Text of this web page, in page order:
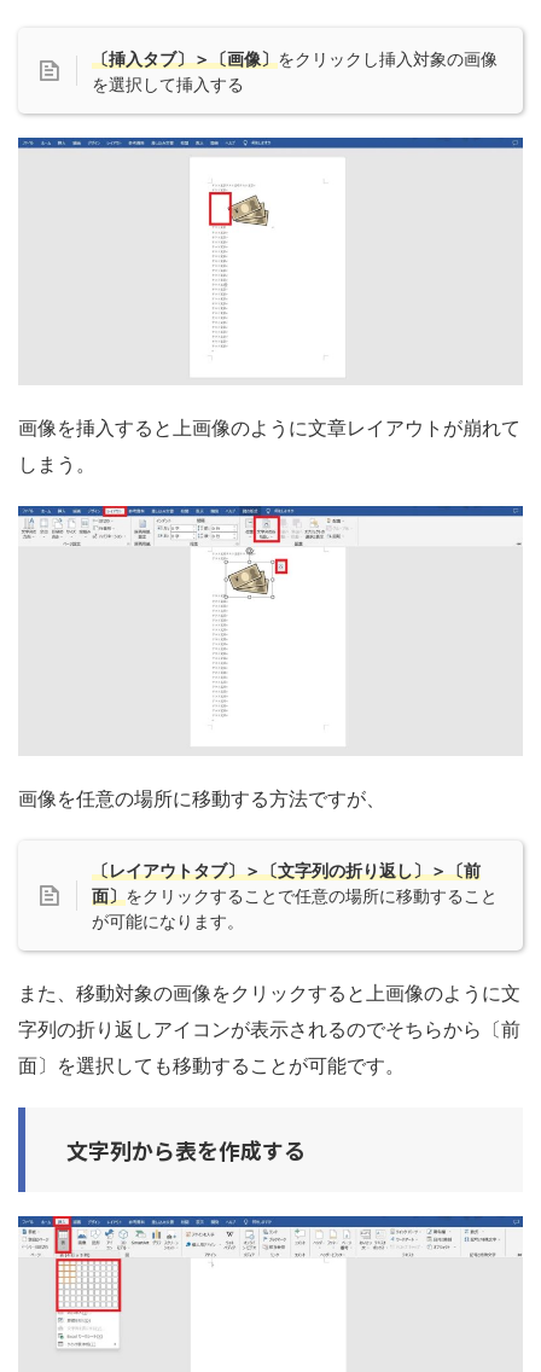
〔挿入タブ〕＞〔画像〕をクリックし挿入対象の画像
を選択して挿入する
画像を挿入すると上画像のように文章レイアウトが崩れて
しまう。
画像を任意の場所に移動する方法ですが、
〔レイアウトタブ〕＞〔文字列の折り返し〕＞〔前
面〕をクリックすることで任意の場所に移動すること
が可能になります。
また、移動対象の画像をクリックすると上画像のように文
字列の折り返しアイコンが表示されるのでそちらから〔前
面〕を選択しても移動することが可能です。
文字列から表を作成する